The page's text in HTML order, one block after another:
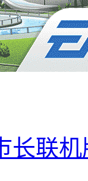
长联机